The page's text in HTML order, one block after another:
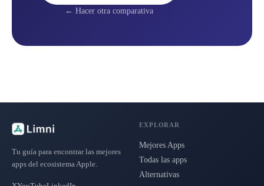
← Hacer otra comparativa
Tu guía para encontrar las mejores
apps del ecosistema Apple.
EXPLORAR
Mejores Apps
Todas las apps
Alternativas